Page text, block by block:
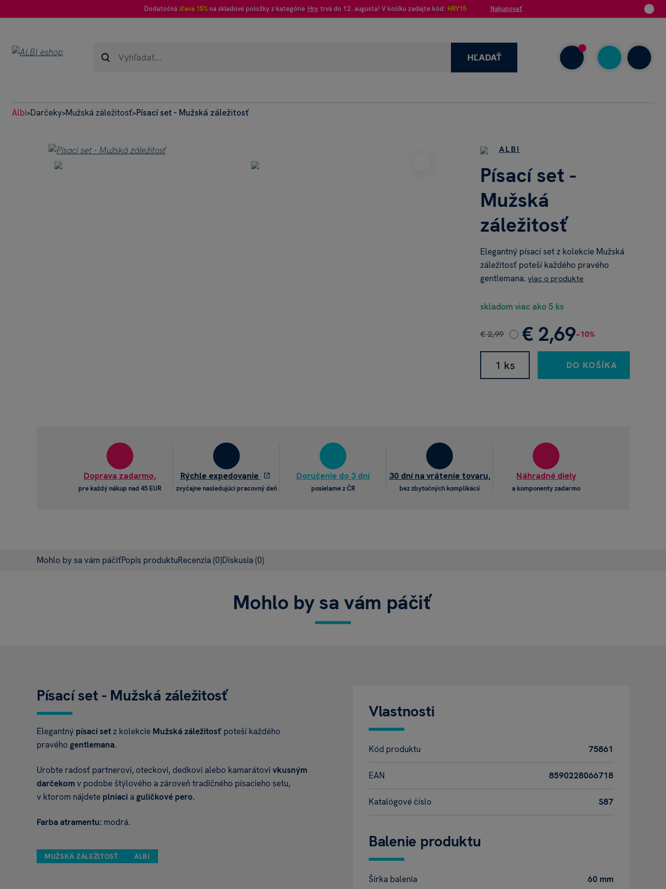
Dodatočná zľava 15% na skladové položky z kategórie Hry trvá do 12. augusta! V košíku zadajte kód: HRY15 Nakupovať
HĽADAŤ
Albi>Darčeky>Mužská záležitosť>Písací set - Mužská záležitosť
ALBI
Písací set -
Mužská
záležitosť
Elegantný písací set z kolekcie Mužská
záležitosť poteší každého pravého
gentlemana. viac o produkte
skladom viac ako 5 ks
€ 2,99 € 2,69−10%
DO KOŠÍKA
Doprava zadarmo,
pre každý nákup nad 45 EUR
Rýchle expedovanie
zvyčajne nasledujúci pracovný deň
Doručenie do 3 dní
posielame z ČR
30 dní na vrátenie tovaru,
bez zbytočných komplikácií
Náhradné diely
a komponenty zadarmo
Mohlo by sa vám páčiťPopis produktuRecenzia (0)Diskusia (0)
Mohlo by sa vám páčiť
Písací set - Mužská záležitosť
Elegantný písací setz kolekcie Mužská záležitosť poteší každého
pravého gentlemana.
Urobte radosť partnerovi, oteckovi, dedkovi alebo kamarátovi vkusným
darčekomv podobe štýlového a zároveň tradičného písacieho setu,
v ktorom nájdete plniaci a guličkové pero.
Farba atramentu: modrá.
MUŽSKÁ ZÁLEŽITOSŤ ALBI
Vlastnosti
Kód produktu 75861
EAN 8590228066718
Katalógové číslo S87
Balenie produktu
Šírka balenia 60 mm